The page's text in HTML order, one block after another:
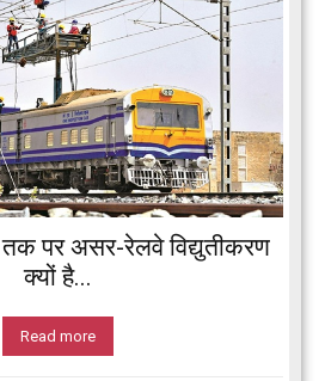
तक पर असर-रेलवे विद्युतीकरण
क्यों है...
Read more